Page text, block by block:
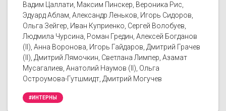
Вадим Цаллати, Максим Пинскер, Вероника Рис,
Эдуард Аблам, Александр Леньков, Игорь Сидоров,
Ольга Зейгер, Иван Куприенко, Сергей Волобуев,
Людмила Чурсина, Роман Гредин, Алексей Богданов
(II), Анна Воронова, Игорь Гайдаров, Дмитрий Грачев
(II), Дмитрий Лямочкин, Светлана Лимпер, Азамат
Мусагалиев, Анатолий Наумов (II), Ольга
Остроумова-Гутшмидт, Дмитрий Могучев
#ИНТЕРНЫ